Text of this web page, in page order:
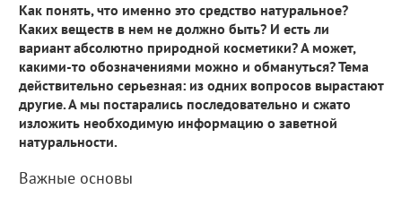
Как понять, что именно это средство натуральное?
Каких веществ в нем не должно быть? И есть ли
вариант абсолютно природной косметики? А может,
какими-то обозначениями можно и обмануться? Тема
действительно серьезная: из одних вопросов вырастают
другие. А мы постарались последовательно и сжато
изложить необходимую информацию о заветной
натуральности.
Важные основы